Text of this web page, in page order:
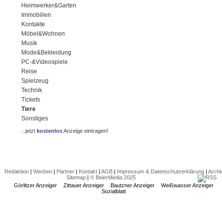
Heimwerker&Garten
Immobilien
Kontakte
Möbel&Wohnen
Musik
Mode&Bekleidung
PC-&Videospiele
Reise
Spielzeug
Technik
Tickets
Tiere
Sonstiges
...jetztkostenlosAnzeige eintragen!
Redaktion| Werben| Partner| Kontakt| AGB| Impressum & Datenschutzerklärung|
Sitemap| © BeierMedia 2025
Görlitzer Anzeiger
Zittauer Anzeiger Bautzner Anzeiger
Weißwasser Anzeiger
Sozialblatt